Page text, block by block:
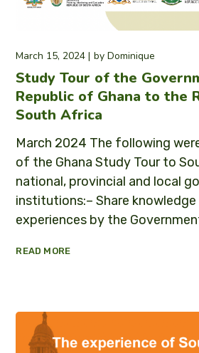
March 15, 2024 byDominique
Study Tour of the
Republic of Ghana to the
South Africa
March 2024 The following
of the Ghana Study Tour to
national, provincial and local
institutions:– Share
experiences by the
READ MORE